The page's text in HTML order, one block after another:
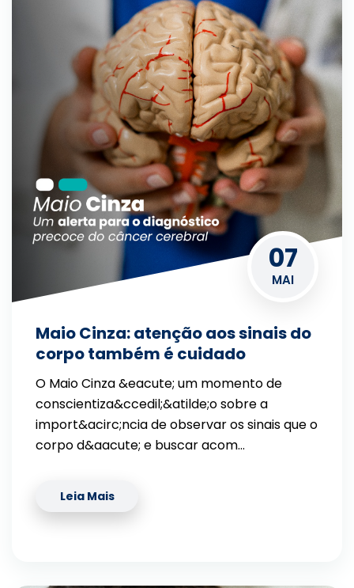
07
MAI
Maio Cinza: atenção aos sinais do
corpo também é cuidado
O Maio Cinza &eacute; um momento de
conscientiza&ccedil;&atilde;o sobre a
import&acirc;ncia de observar os sinais que o
corpo d&aacute; e buscar acom…
Leia Mais